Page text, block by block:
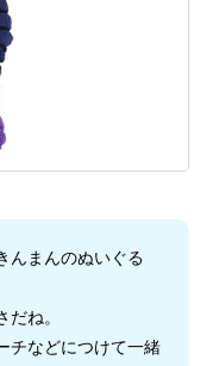
んまんのぬいぐる
ね。
チなどにつけて一緒